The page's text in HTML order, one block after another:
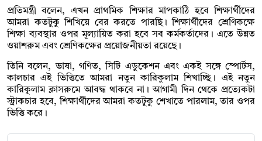
প্রতিমন্ত্রী বলেন, এখন প্রাথমিক শিক্ষার মাপকাঠি হবে শিক্ষার্থীদের
আমরা কতটুকু শিখিয়ে বের করতে পারছি। শিক্ষার্থীদের শ্রেণিকক্ষে
শিক্ষা ব্যবস্থার ওপর মূল্যায়িত করা হবে সব কর্মকর্তাদের। এতে উন্নত
ওয়াশরুম এবং শ্রেণিকক্ষের প্রয়োজনীয়তা রয়েছে।
তিনি বলেন, ভাষা, গণিত, সিটি এডুকেশন এবং একই সঙ্গে স্পোর্টস,
কালচার এই ভিত্তিতে আমরা নতুন কারিকুলাম শিখাচ্ছি। এই নতুন
কারিকুলাম ক্লাসরুমে আবদ্ধ থাকবে না। আগামী দিন থেকে প্রত্যেকটা
স্ট্রাকচার হবে, শিক্ষার্থীদের আমরা কতটুকু শেখাতে পারলাম, তার ওপর
ভিত্তি করে।